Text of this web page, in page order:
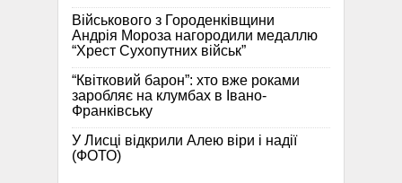
Військового з Городенківщини
Андрія Мороза нагородили медаллю
“Хрест Сухопутних військ”
“Квітковий барон”: хто вже роками
заробляє на клумбах в Івано-
Франківську
У Лисці відкрили Алею віри і надії
(ФОТО)